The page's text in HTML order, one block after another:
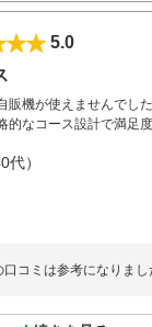
5.0
販機が使えませんでし
的なコース設計で満足度
代）
口コミは参考になりまし